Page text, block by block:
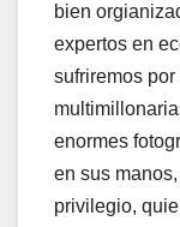
bien
expertos en
sufriremos
enormes
en sus
privilegio,